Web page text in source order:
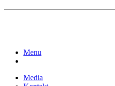
Menu
Media